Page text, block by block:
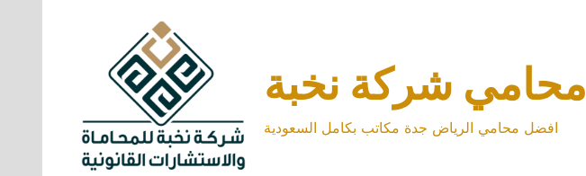
محامي شركة نخبة
افضل محامي الرياض جدة مكاتب بكامل السعودية